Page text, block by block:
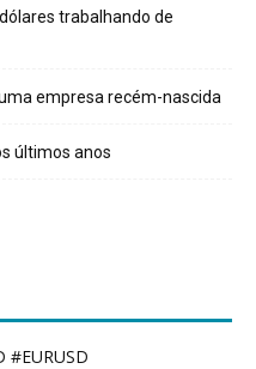
trabalhando de
empresa recém-nascida
últimos anos
#EURUSD